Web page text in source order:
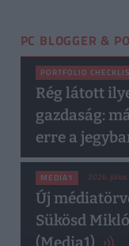
PC BLOGGER &
PORTFOLIO
Rég látott
gazdaság:
erre a
MEDIA1 2026.
Új
Sükösd
(Media1)